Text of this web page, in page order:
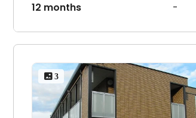
12 months -
 3